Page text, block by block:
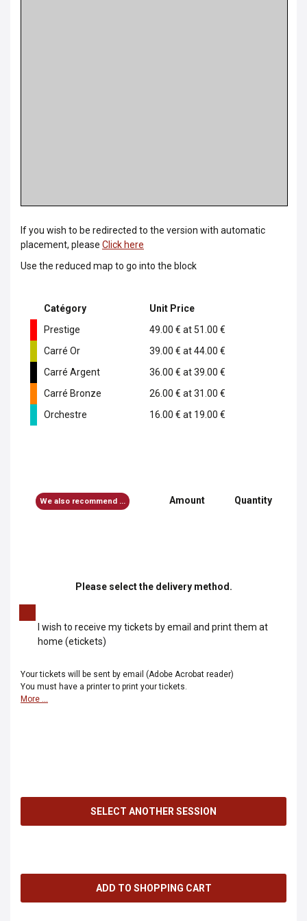
If you wish to be redirected to the version with automatic
placement, please Click here
Use the reduced map to go into the block
Catégory
Unit Price
Prestige
49.00 € at 51.00 €
Carré Or
39.00 € at 44.00 €
Carré Argent
36.00 € at 39.00 €
Carré Bronze
26.00 € at 31.00 €
Orchestre
16.00 € at 19.00 €
We also recommend ... Amount Quantity
Please select the delivery method.
I wish to receive my tickets by email and print them at
home (etickets)
Your tickets will be sent by email (Adobe Acrobat reader)
You must have a printer to print your tickets.
More ...